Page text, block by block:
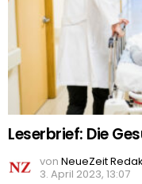
Leserbrief: Die
von NeueZeit
3. April 2023, 13:07